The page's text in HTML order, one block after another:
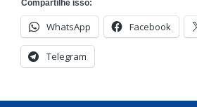
Compartilhe isso:
WhatsApp Facebook
Telegram